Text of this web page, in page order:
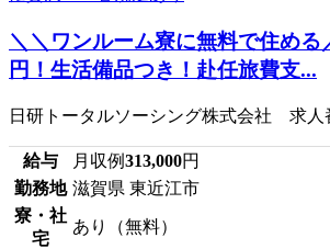
＼＼ワンルーム寮に無料で住める
円！生活備品つき！赴任旅費支...
日研トータルソーシング株式会社 求人
給与 月収例313,000円
勤務地 滋賀県 東近江市
寮・社
宅
あり（無料）